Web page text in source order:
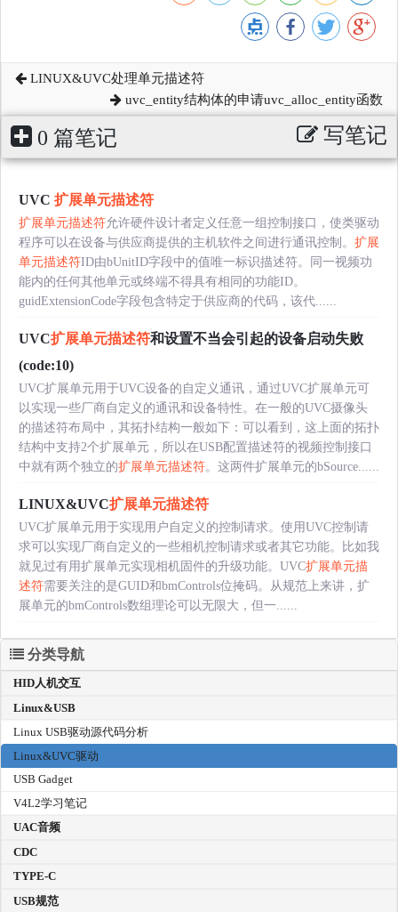
LINUX&UVC处理单元描述符
uvc_entity结构体的申请uvc_alloc_entity函数
0 篇笔记 写笔记
UVC 扩展单元描述符
扩展单元描述符允许硬件设计者定义任意一组控制接口，使类驱动
程序可以在设备与供应商提供的主机软件之间进行通讯控制。 扩展
单元描述符ID由bUnitID字段中的值唯一标识描述符。同一视频功
能内的任何其他单元或终端不得具有相同的功能ID。
guidExtensionCode字段包含特定于供应商的代码，该代......
UVC扩展单元描述符和设置不当会引起的设备启动失败
(code:10)
UVC扩展单元用于UVC设备的自定义通讯，通过UVC扩展单元可
以实现一些厂商自定义的通讯和设备特性。在一般的UVC摄像头
的描述符布局中，其拓扑结构一般如下：可以看到，这上面的拓扑
结构中支持2个扩展单元，所以在USB配置描述符的视频控制接口
中就有两个独立的扩展单元描述符。这两件扩展单元的bSource......
LINUX&UVC扩展单元描述符
UVC扩展单元用于实现用户自定义的控制请求。使用UVC控制请
求可以实现厂商自定义的一些相机控制请求或者其它功能。比如我
就见过有用扩展单元实现相机固件的升级功能。UVC扩展单元描
述符需要关注的是GUID和bmControls位掩码。从规范上来讲，扩
展单元的bmControls数组理论可以无限大，但一......
分类导航
HID人机交互
Linux&USB
Linux USB驱动源代码分析
Linux&UVC驱动
USB Gadget
V4L2学习笔记
UAC音频
CDC
TYPE-C
USB规范